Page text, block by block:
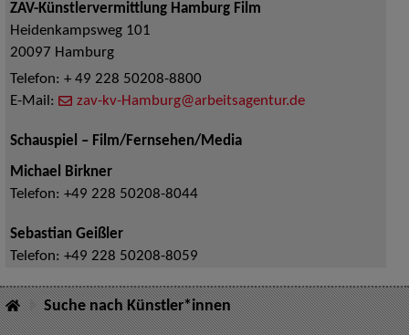
ZAV-Künstlervermittlung Hamburg Film
Heidenkampsweg 101
20097 Hamburg
Telefon: + 49 228 50208-8800
E-Mail:
zav-kv-Hamburg@arbeitsagentur.de
Schauspiel – Film/Fernsehen/Media
Michael Birkner
Telefon: +49 228 50208-8044
Sebastian Geißler
Telefon: +49 228 50208-8059
Suche nach Künstler*innen